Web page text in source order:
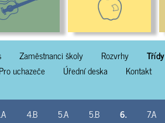
Zaměstnanci školy Rozvrhy Třídy
Pro uchazeče Úřední deska Kontakt
4.B 5.A 5.B 6. 7.A